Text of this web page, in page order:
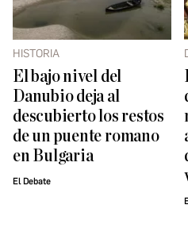
HISTORIA
El bajo nivel del
Danubio deja al
descubierto los restos
de un puente romano
en Bulgaria
El Debate